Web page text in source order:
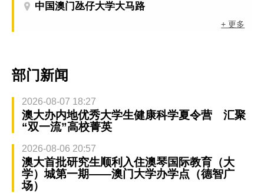
中国澳门氹仔大学大马路
+ 更多
部门新闻
2026-08-07 18:27
澳大办内地优秀大学生健康科学夏令营 汇聚
“双一流”高校菁英
2026-08-06 20:57
澳大首批研究生顺利入住澳琴国际教育（大
学）城第一期——澳门大学办学点（德智广
场）